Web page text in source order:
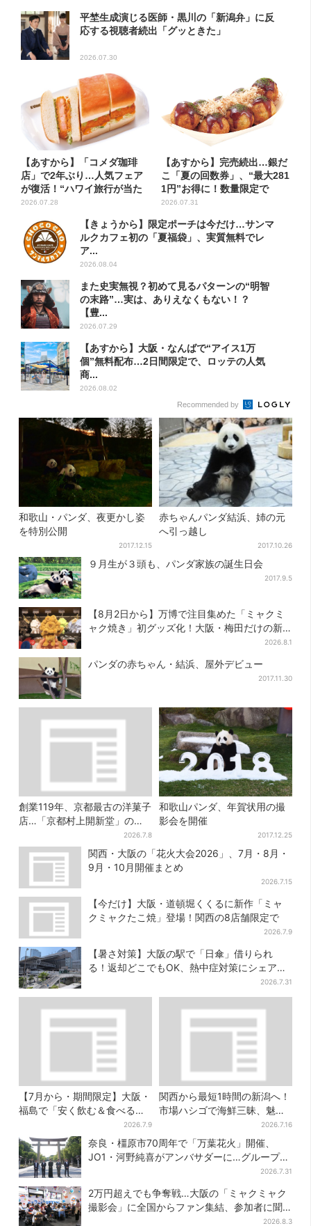
平埜生成演じる医師・黒川の「新潟弁」に反
応する視聴者続出「グッときた」
2026.07.30
【あすから】「コメダ珈琲
店」で2年ぶり…人気フェア
が復活！“ハワイ旅行が当た
る”...
2026.07.28
【あすから】完売続出…銀だ
こ「夏の回数券」、“最大281
1円”お得に！数量限定で
2026.07.31
【きょうから】限定ポーチは今だけ…サンマ
ルクカフェ初の「夏福袋」、実質無料でレ
ア...
2026.08.04
また史実無視？初めて見るパターンの“明智
の末路”…実は、ありえなくもない！？
【豊...
2026.07.29
【あすから】大阪・なんばで“アイス1万
個”無料配布…2日間限定で、ロッテの人気
商...
2026.08.02
Recommended by
和歌山・パンダ、夜更かし姿
を特別公開
2017.12.15
赤ちゃんパンダ結浜、姉の元
へ引っ越し
2017.10.26
９月生が３頭も、パンダ家族の誕生日会
2017.9.5
【8月2日から】万博で注目集めた「ミャクミ
ャク焼き」初グッズ化！大阪・梅田だけの新
2026.8.1
パンダの赤ちゃん・結浜、屋外デビュー
2017.11.30
創業119年、京都最古の洋菓子
店…「京都村上開新堂」の新
ブランド誕生、行列店に2026.7.8
和歌山パンダ、年賀状用の撮
影会を開催
2017.12.25
関西・大阪の「花火大会2026」、7月・8月・
9月・10月開催まとめ
2026.7.15
【今だけ】大阪・道頓堀くくるに新作「ミャ
クミャクたこ焼」登場！関西の8店舗限定で
2026.7.9
【暑さ対策】大阪の駅で「日傘」借りられ
る！返却どこでもOK、熱中症対策にシェアサ
2026.7.31
【7月から・期間限定】大阪・
福島で「安く飲む＆食べる」
お得ワザ → 行列店のパン飲み
セット1100円など……人気店
から4選
2026.7.9
関西から最短1時間の新潟へ！
市場ハシゴで海鮮三昧、魅惑
の日本酒、発酵グルメも2026.7.16
奈良・橿原市70周年で「万葉花火」開催、
JO1・河野純喜がアンバサダーに…グループ楽
2026.7.31
2万円超えでも争奪戦…大阪の「ミャクミャク
撮影会」に全国からファン集結、参加者に聞
2026.8.3